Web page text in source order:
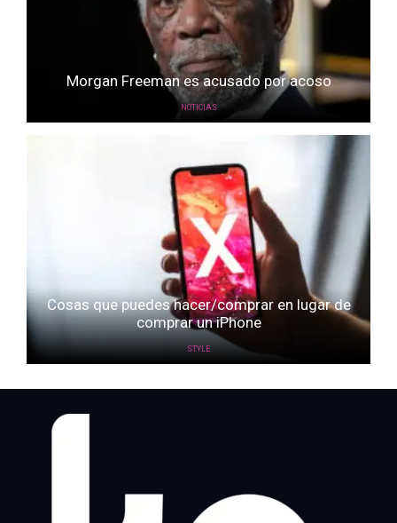
Morgan Freeman es acusado por acoso
NOTICIAS
Cosas que puedes hacer/comprar en lugar de
comprar un iPhone
STYLE